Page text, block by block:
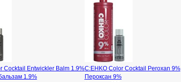
Cocktail Entwickler Balm 1.9%
1.9%
C:EHKO Color Cocktail Peroxan 9%
Пероксан 9%